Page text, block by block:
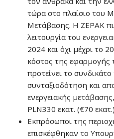
τώρα στο πλαίσιο του
Μετάβασης. Η ZEPAK
λειτουργία του
2024 και όχι μέχρι το
κόστος της εφαρμογής
προτείνει το
συνταξιοδότηση και
ενεργειακής
PLN330 εκατ. (€70
Εκπρόσωποι της
επισκέφθηκαν το